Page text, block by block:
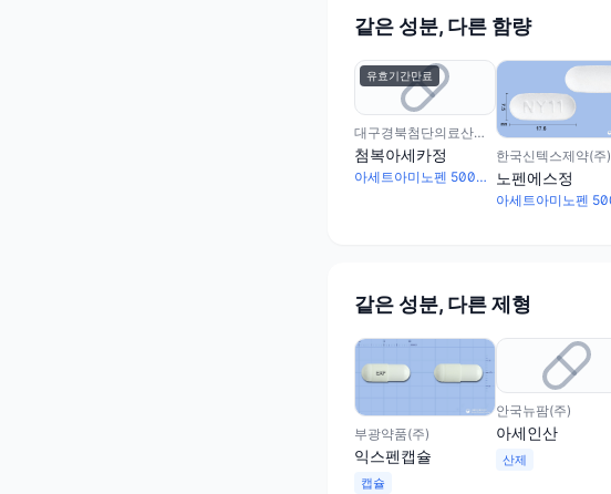
같은 성분, 다른 함량
유효기간만료
대구경북첨단의료산업진흥재단
첨복아세카정
아세트아미노펜 500mg · 카페인무수물 50mg
한국신텍스제약(주)
노펜에스정
같은 성분, 다른 제형
부광약품(주)
익스펜캡슐
캡슐
안국뉴팜(주)
아세인산
산제